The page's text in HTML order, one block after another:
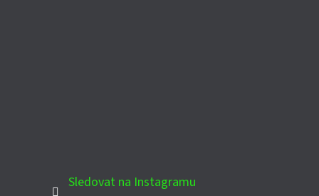
Sledovat na Instagramu